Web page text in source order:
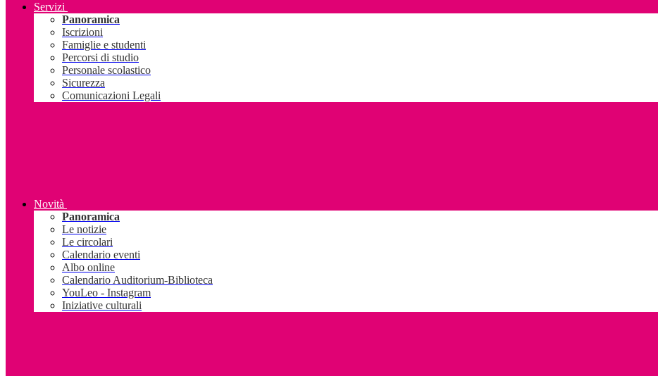
Servizi
Panoramica
Iscrizioni
Famiglie e studenti
Percorsi di studio
Personale scolastico
Sicurezza
Comunicazioni Legali
Novità
Panoramica
Le notizie
Le circolari
Calendario eventi
Albo online
Calendario Auditorium-Biblioteca
YouLeo - Instagram
Iniziative culturali